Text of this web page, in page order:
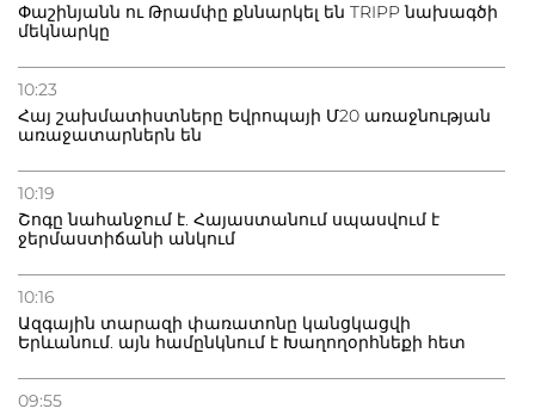
Փաշինյանն ու Թրամփը քննարկել են TRIPP նախագծի
մեկնարկը
10:23
Հայ շախմատիստները Եվրոպայի Մ20 առաջնության
առաջատարներն են
10:19
Շոգը նահանջում է. Հայաստանում սպասվում է
ջերմաստիճանի անկում
10:16
Ազգային տարազի փառատոնը կանցկացվի
Երևանում. այն համընկնում է Խաղողօրհնեքի հետ
09:55